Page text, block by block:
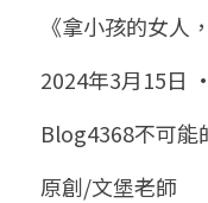
八字雜記
心靈成長
人氣最高
站長精選
Podcast聽書
團隊訓練營
八字視頻
陽宅視頻
線上學苑
八字初階班1
八字初階班2
八字進階班
命理商城
八字完整班
《十神高階實
我的著作
科學八字推理1
與我預約
《拿小孩的女人
2024年3月15日
Blog4368不可能
原創/文堡老師